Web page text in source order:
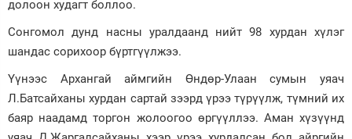
долоон худагт боллоо.
Сонгомол дунд насны уралдаанд нийт 98 хурдан хүлэг
шандас сорихоор бүртгүүлжээ.
Үүнээс Архангай аймгийн Өндөр-Улаан сумын уяач
Л.Батсайханы хурдан сартай зээрд үрээ түрүүлж, түмний их
баяр наадамд торгон жолоогоо өргүүллээ. Аман хүзүүнд